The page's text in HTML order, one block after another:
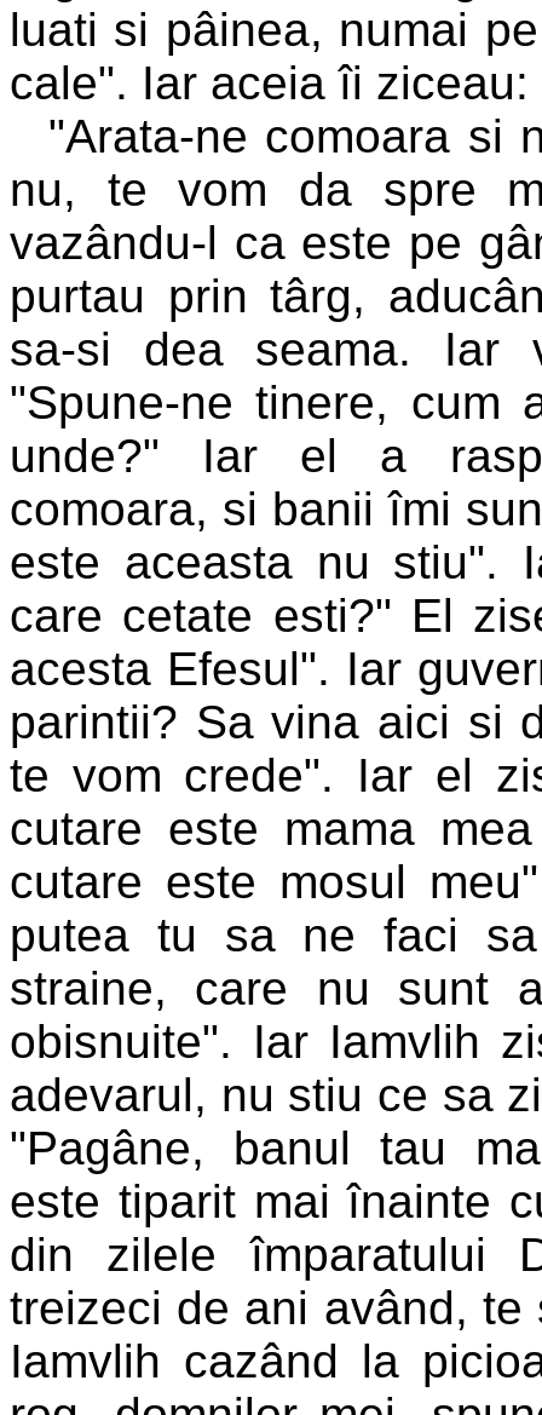
luati si pâinea, numai
cale". Iar aceia îi ziceau:
"Arata-ne comoara si
nu, te vom da spre
vazându-l ca este pe
purtau prin târg,
sa-si dea seama. Iar
"Spune-ne tinere, cum
unde?" Iar el a
comoara, si banii îmi
este aceasta nu stiu".
care cetate esti?" El
acesta Efesul". Iar
parintii? Sa vina aici si
te vom crede". Iar el
cutare este mama
cutare este mosul
putea tu sa ne faci sa
straine, care nu sunt
obisnuite". Iar Iamvlih
adevarul, nu stiu ce sa
"Pagâne, banul tau
este tiparit mai înainte
din zilele împaratului
treizeci de ani având,
Iamvlih cazând la